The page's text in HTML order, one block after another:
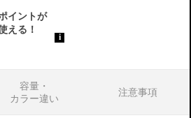
容量・
カラー違い
注意事項